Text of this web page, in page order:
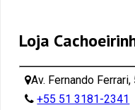
Loja
Av. Fernando
+55 51 3181-2341